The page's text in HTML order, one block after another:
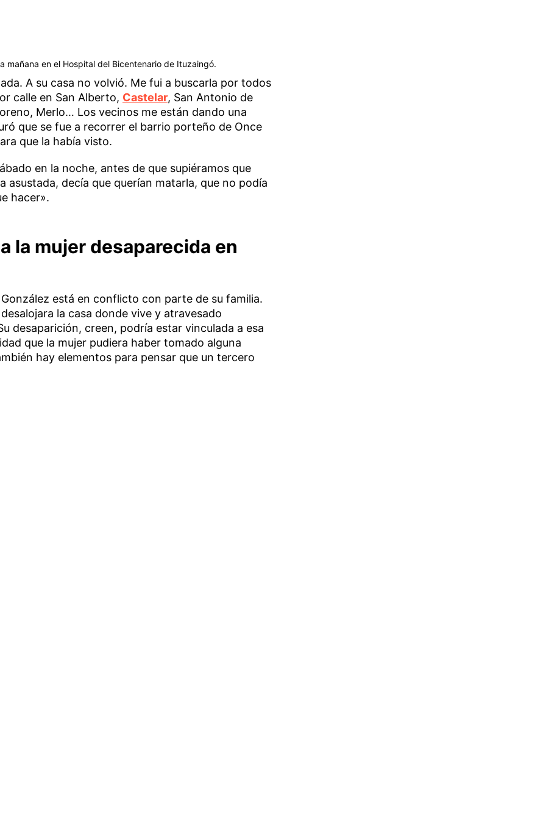
mañana en el Hospital del Bicentenario de Ituzaingó.
A su casa no volvió. Me fui a buscarla por todos
calle en San Alberto, Castelar, San Antonio de
Merlo… Los vecinos me están dando una
que se fue a recorrer el barrio porteño de Once
que la había visto.
en la noche, antes de que supiéramos que
asustada, decía que querían matarla, que no podía
hacer».
la mujer desaparecida en
está en conflicto con parte de su familia.
la casa donde vive y atravesado
desaparición, creen, podría estar vinculada a esa
que la mujer pudiera haber tomado alguna
hay elementos para pensar que un tercero